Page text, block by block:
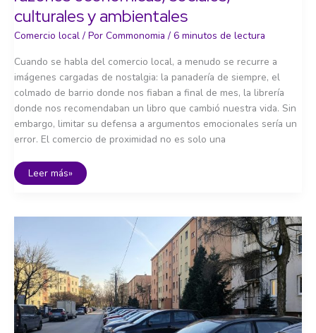
culturales y ambientales
Comercio local / Por Commonomia / 6 minutos de lectura
Cuando se habla del comercio local, a menudo se recurre a
imágenes cargadas de nostalgia: la panadería de siempre, el
colmado de barrio donde nos fiaban a final de mes, la librería
donde nos recomendaban un libro que cambió nuestra vida. Sin
embargo, limitar su defensa a argumentos emocionales sería un
error. El comercio de proximidad no es solo una
La
importancia
razones
culturales
y
ambientales
Leer más»